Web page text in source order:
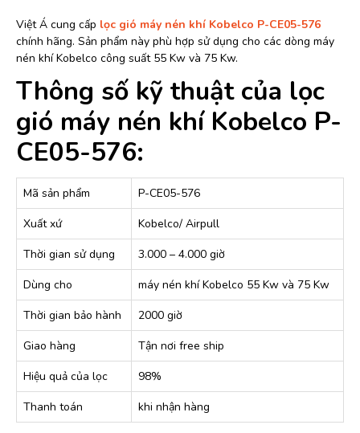
Việt Á cung cấp lọc gió máy nén khí Kobelco P-CE05-576
chính hãng. Sản phẩm này phù hợp sử dụng cho các dòng máy
nén khí Kobelco công suất 55 Kw và 75 Kw.
Thông số kỹ thuật của lọc
gió máy nén khí Kobelco P-
CE05-576:
Mã sản phẩm
P-CE05-576
Xuất xứ
Kobelco/ Airpull
Thời gian sử dụng
3.000 – 4.000 giờ
Dùng cho
máy nén khí Kobelco 55 Kw và 75 Kw
Thời gian bảo hành
2000 giờ
Giao hàng
Tận nơi free ship
Hiệu quả của lọc
98%
Thanh toán
khi nhận hàng